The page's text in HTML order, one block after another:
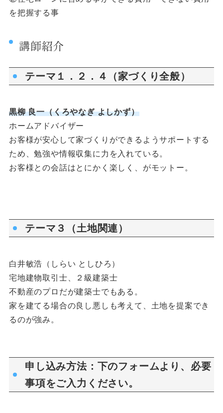
を把握する事
講師紹介
テーマ１．２．４（家づくり全般）
黒柳 良一（くろやなぎ よしかず）
ホームアドバイザー
お客様が安心して家づくりができるようサポートする
ため、勉強や情報収集に力を入れている。
お客様との会話はとにかく楽しく、がモットー。
テーマ３（土地関連）
白井敏浩（しらい としひろ）
宅地建物取引士、２級建築士
不動産のプロだが建築士でもある。
家を建てる場合の良し悪しも考えて、土地を提案でき
るのが強み。
申し込み方法：下のフォームより、必要
事項をご入力ください。